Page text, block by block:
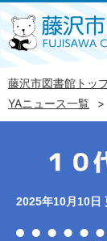
藤沢市図書館トッ
YAニュース一覧
2025年10月10日